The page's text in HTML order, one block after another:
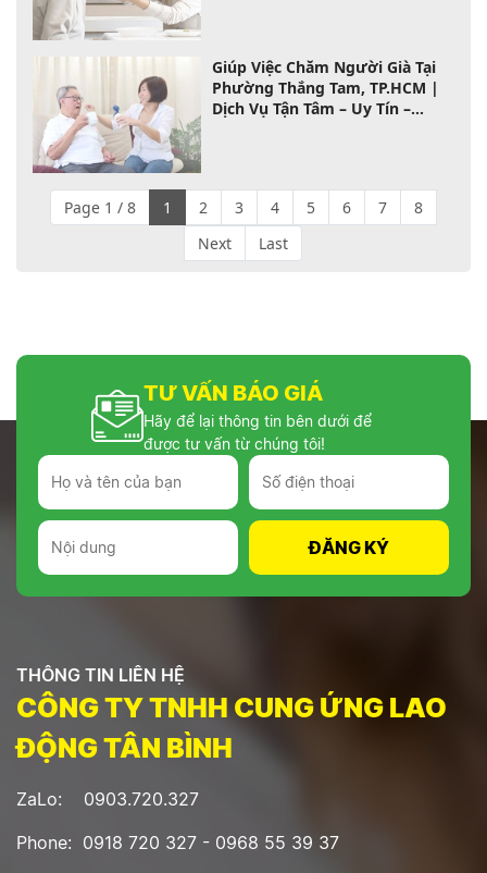
Giúp Việc Chăm Người Già Tại
Phường Thắng Tam, TP.HCM |
Dịch Vụ Tận Tâm – Uy Tín –
Page 1 / 8 1 2 3 4 5 6 7
8
Next
Last
TƯ VẤN BÁO GIÁ
Hãy để lại thông tin bên dưới để
được tư vấn từ chúng tôi!
THÔNG TIN LIÊN HỆ
CÔNG TY TNHH CUNG ỨNG LAO
ĐỘNG TÂN BÌNH
ZaLo: 0903.720.327
Phone: 0918 720 327 - 0968 55 39 37